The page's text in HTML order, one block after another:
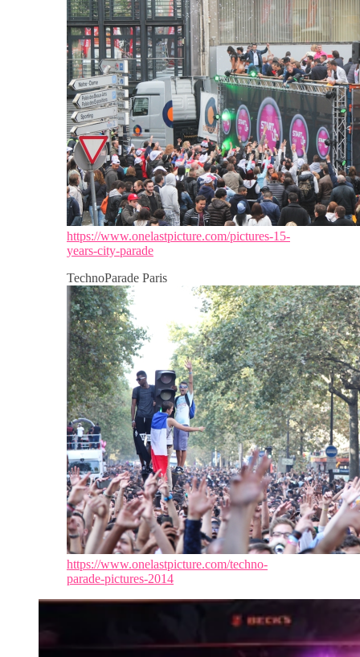
https://www.onelastpicture.com/pictures-15-
years-city-parade
TechnoParade Paris
https://www.onelastpicture.com/techno-
parade-pictures-2014